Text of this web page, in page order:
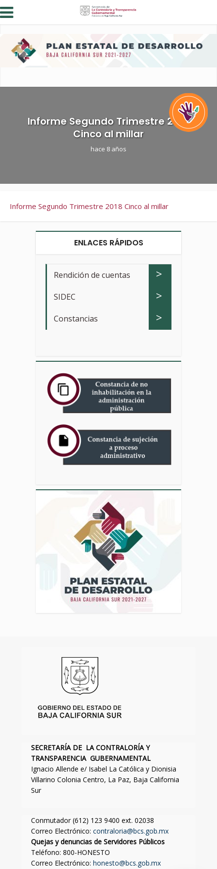
Informe Segundo Trimestre 2018
Cinco al millar
hace 8 años
Informe Segundo Trimestre 2018 Cinco al millar
ENLACES RÁPIDOS
Rendición de cuentas >
SIDEC >
Constancias >
SECRETARÍA DE LA CONTRALORÍA Y
TRANSPARENCIA GUBERNAMENTAL
Ignacio Allende e/ Isabel La Católica y Dionisia
Villarino Colonia Centro, La Paz, Baja California
Sur
Conmutador (612) 123 9400 ext. 02038
Correo Electrónico: contraloria@bcs.gob.mx
Quejas y denuncias de Servidores Públicos
Teléfono: 800-HONESTO
Correo Electrónico: honesto@bcs.gob.mx